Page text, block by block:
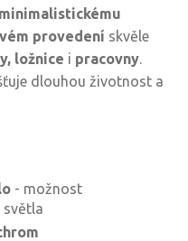
minimalistickému
provedení skvěle
ložnice i pracovny.
dlouhou životnost a
- možnost
světla